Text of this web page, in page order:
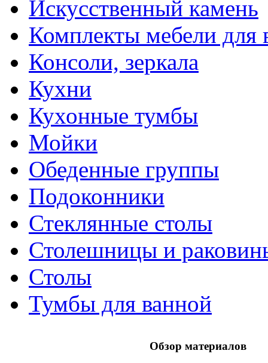
Искусственный камень
Комплекты мебели для
Консоли, зеркала
Кухни
Кухонные тумбы
Мойки
Обеденные группы
Подоконники
Стеклянные столы
Столешницы и
Столы
Тумбы для ванной
Обзор материалов